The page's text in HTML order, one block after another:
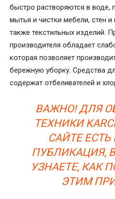
быстро растворяются в воде,
мытья и чистки мебели, стен
также текстильных изделий.
производителя обладает
которая позволяет
бережную уборку. Средства
содержат отбеливателей и
ВАЖНО! ДЛЯ
ТЕХНИКИ
САЙТЕ
ПУБЛИКАЦИЯ,
УЗНАЕТЕ, КАК
ЭТИМ